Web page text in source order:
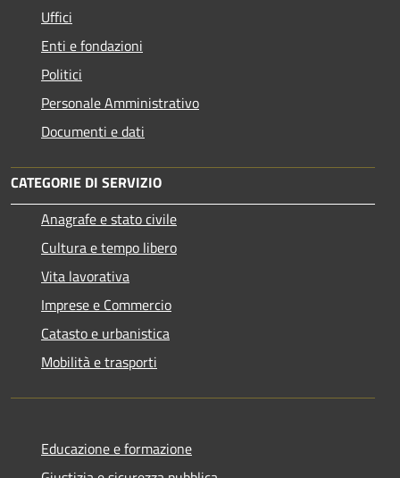
Uffici
Enti e fondazioni
Politici
Personale Amministrativo
Documenti e dati
CATEGORIE DI SERVIZIO
Anagrafe e stato civile
Cultura e tempo libero
Vita lavorativa
Imprese e Commercio
Catasto e urbanistica
Mobilità e trasporti
Educazione e formazione